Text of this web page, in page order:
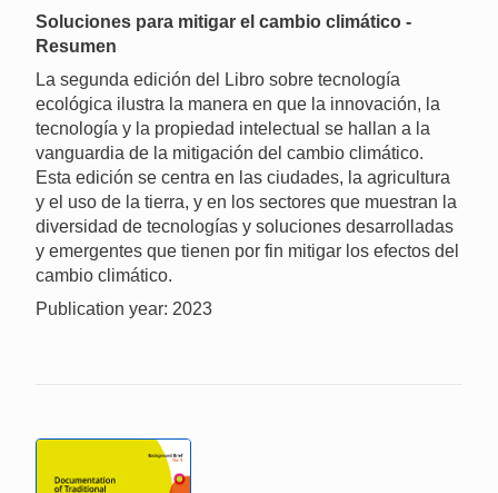
Soluciones para mitigar el cambio climático -
Resumen
La segunda edición del Libro sobre tecnología
ecológica ilustra la manera en que la innovación, la
tecnología y la propiedad intelectual se hallan a la
vanguardia de la mitigación del cambio climático.
Esta edición se centra en las ciudades, la agricultura
y el uso de la tierra, y en los sectores que muestran la
diversidad de tecnologías y soluciones desarrolladas
y emergentes que tienen por fin mitigar los efectos del
cambio climático.
Publication year: 2023